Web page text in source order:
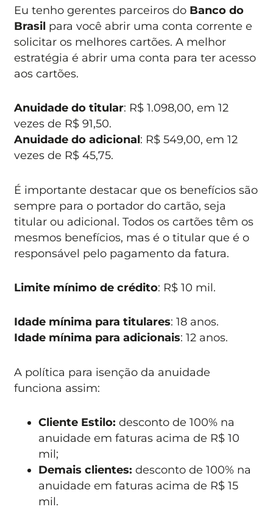
Eu tenho gerentes parceiros do Banco do
Brasil para você abrir uma conta corrente e
solicitar os melhores cartões. A melhor
estratégia é abrir uma conta para ter acesso
aos cartões.
Anuidade do titular: R$ 1.098,00, em 12
vezes de R$ 91,50.
Anuidade do adicional: R$ 549,00, em 12
vezes de R$ 45,75.
É importante destacar que os benefícios são
sempre para o portador do cartão, seja
titular ou adicional. Todos os cartões têm os
mesmos benefícios, mas é o titular que é o
responsável pelo pagamento da fatura.
Limite mínimo de crédito: R$ 10 mil.
Idade mínima para titulares: 18 anos.
Idade mínima para adicionais: 12 anos.
A política para isenção da anuidade
funciona assim:
Cliente Estilo:desconto de 100% na
anuidade em faturas acima de R$ 10
mil;
Demais clientes: desconto de 100% na
anuidade em faturas acima de R$ 15
mil.